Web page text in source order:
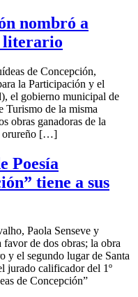
nombró a
literario
de Concepción,
la Participación y el
el gobierno municipal de
de la misma
obras ganadoras de la
orureño […]
Poesía
tiene a sus
Paola Senseve y
de dos obras; la obra
y el segundo lugar de Santa
jurado calificador del 1º
de Concepción”